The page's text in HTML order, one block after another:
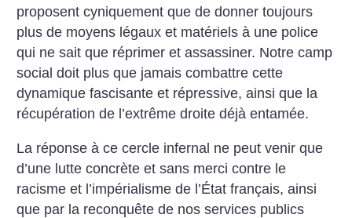
proposent cyniquement que de donner toujours
plus de moyens légaux et matériels à une police
qui ne sait que réprimer et assassiner. Notre camp
social doit plus que jamais combattre cette
dynamique fascisante et répressive, ainsi que la
récupération de l’extrême droite déjà entamée.
La réponse à ce cercle infernal ne peut venir que
d’une lutte concrète et sans merci contre le
racisme et l’impérialisme de l’État français, ainsi
que par la reconquête de nos services publics